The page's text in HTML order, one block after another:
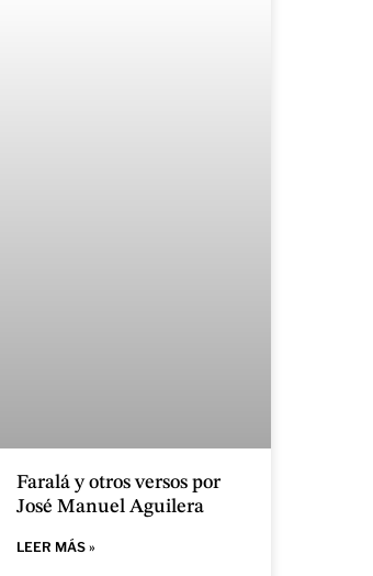
Faralá y otros versos por
José Manuel Aguilera
LEER MÁS »